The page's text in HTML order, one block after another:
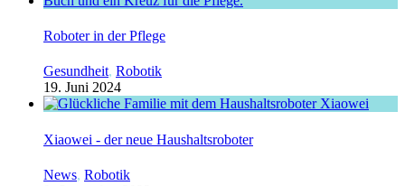
Roboter in der Pflege
Gesundheit, Robotik
19. Juni 2024
Xiaowei - der neue Haushaltsroboter
News, Robotik